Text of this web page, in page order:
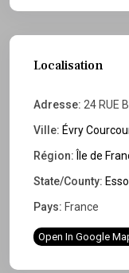
Localisation
Adresse: 24 RUE
Ville: Évry
Région: Île de
State/County:
Pays: France
Open In Google